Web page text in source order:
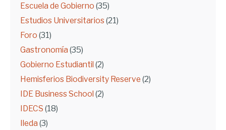
Escuela de Gobierno (35)
Estudios Universitarios (21)
Foro (31)
Gastronomía (35)
Gobierno Estudiantil (2)
Hemisferios Biodiversity Reserve (2)
IDE Business School (2)
IDECS (18)
Ileda (3)